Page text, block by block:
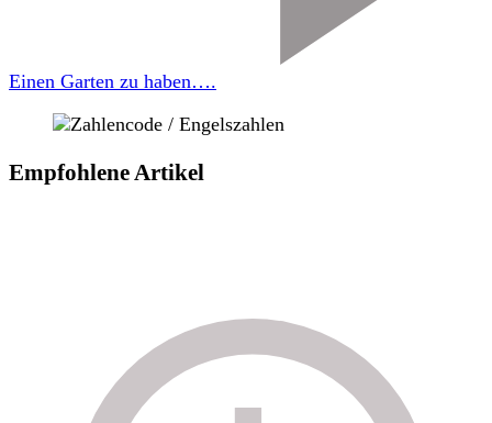
Einen Garten zu haben….
Empfohlene Artikel